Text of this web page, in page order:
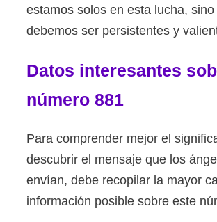
estamos solos en esta lucha, sino
debemos ser persistentes y
Datos interesantes
número 881
Para comprender mejor el
descubrir el mensaje que los
envían, debe recopilar la mayor
información posible sobre este